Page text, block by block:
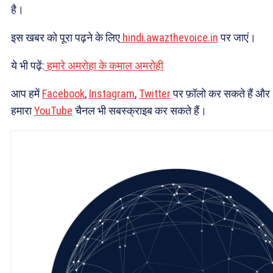
है।
इस खबर को पूरा पढ़ने के लिए hindi.awazthevoice.inपर जाएं।
ये भी पढ़ें:हमारे अमरोहा के कमाल अमरोही
आप हमेंFacebook, Instagram, Twitterपर फ़ॉलो कर सकते हैं और
हमाराYouTubeचैनल भी सबस्क्राइब कर सकते हैं।